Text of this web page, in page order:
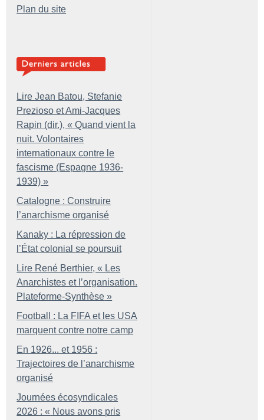
Plan du site
Lire Jean Batou, Stefanie
Prezioso et Ami-Jacques
Rapin (dir.), « Quand vient la
nuit. Volontaires
internationaux contre le
fascisme (Espagne 1936-
1939) »
Catalogne : Construire
l’anarchisme organisé
Kanaky : La répression de
l’État colonial se poursuit
Lire René Berthier, « Les
Anarchistes et l’organisation.
Plateforme-Synthèse »
Football : La FIFA et les USA
marquent contre notre camp
En 1926... et 1956 :
Trajectoires de l’anarchisme
organisé
Journées écosyndicales
2026 : « Nous avons pris